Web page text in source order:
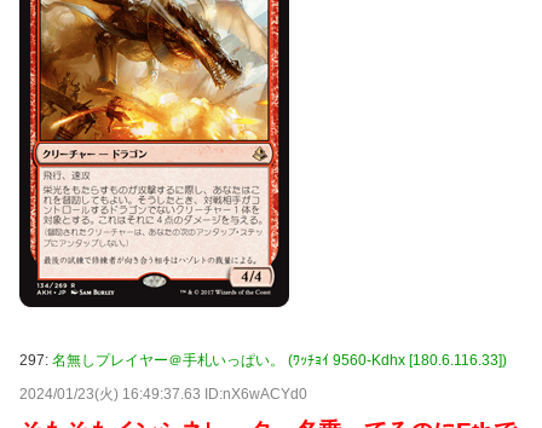
297: 名無しプレイヤー＠手札いっぱい。 (ﾜｯﾁｮｲ 9560-Kdhx [180.6.116.33])
2024/01/23(火) 16:49:37.63 ID:nX6wACYd0